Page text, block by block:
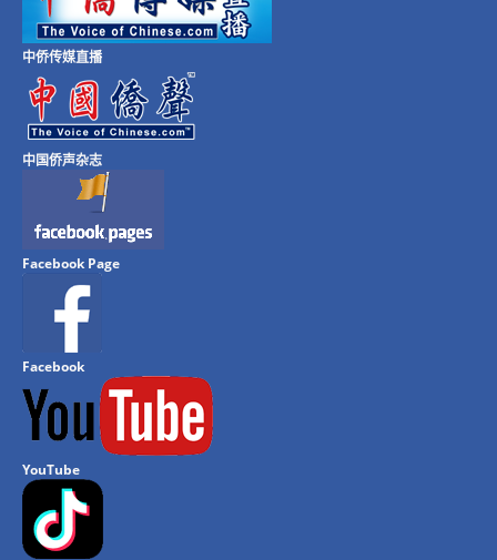
中侨传媒直播
中国侨声杂志
Facebook Page
Facebook
YouTube